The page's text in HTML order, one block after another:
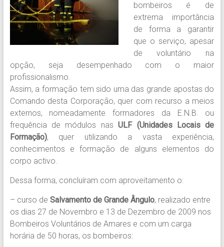
bombeiros é de
extrema importância
de forma a garantir
que o serviço, apesar
de voluntário na
opção, seja desempenhado com o maior
profissionalismo.
Assim, a formação tem sido uma das grande apostas do
Comando desta Corporação, quer com recurso a meios
externos, nomeadamente formadores da E.N.B. ou
frequência de módulos nasULF (Unidades Locais de
Formação), quer utilizando a vasta experiência,
conhecimentos e formação de alguns elementos do
corpo activo.
Dessa forma, concluíram com aproveitamento o:
– curso de Salvamento de Grande Ângulo, realizado entre
os dias 27 de Novembro e 13 de Dezembro de 2009 nos
Bombeiros Voluntários de Amares e com um carga
horária de 50 horas, os bombeiros: